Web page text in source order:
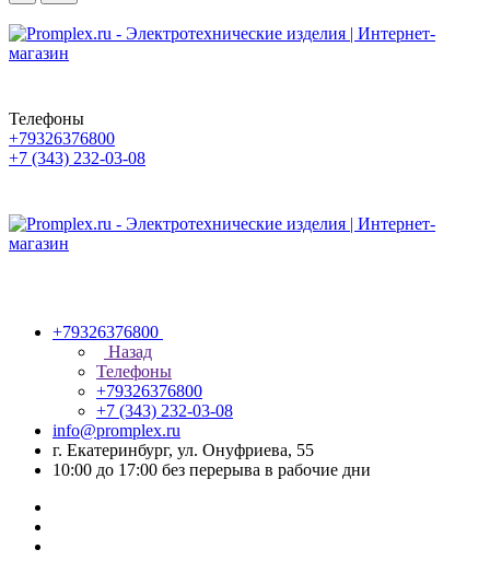
Телефоны
+79326376800
+7 (343) 232-03-08
+79326376800
Назад
Телефоны
+79326376800
+7 (343) 232-03-08
info@promplex.ru
г. Екатеринбург, ул. Онуфриева, 55
10:00 до 17:00 без перерыва в рабочие дни